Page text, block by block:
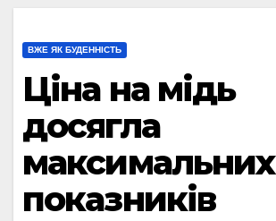
ВЖЕ ЯК БУДЕННІСТЬ
Ціна на мідь
досягла
максимальних
показників